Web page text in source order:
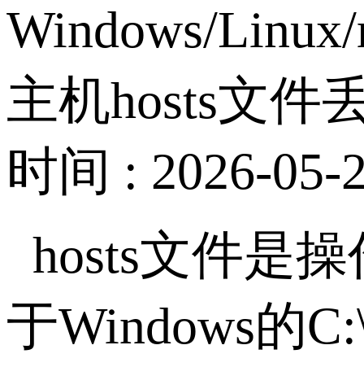
Windows/
主机hosts文件
时间 : 2026-05-
hosts文件是
于Windows的